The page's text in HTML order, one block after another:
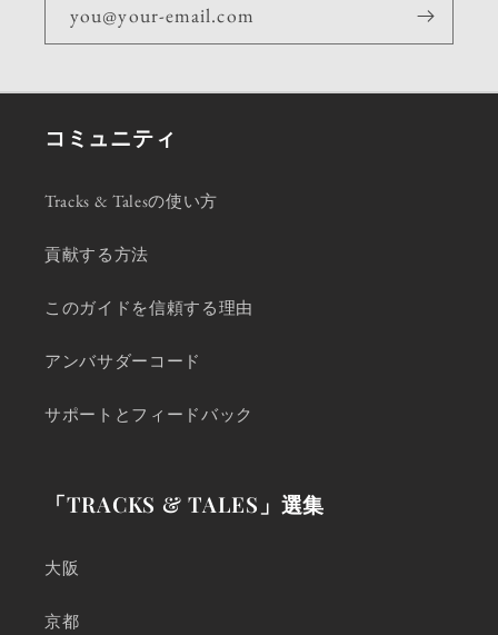
you@your-email.com
コミュニティ
Tracks & Talesの使い方
貢献する方法
このガイドを信頼する理由
アンバサダーコード
サポートとフィードバック
「TRACKS & TALES」選集
大阪
京都